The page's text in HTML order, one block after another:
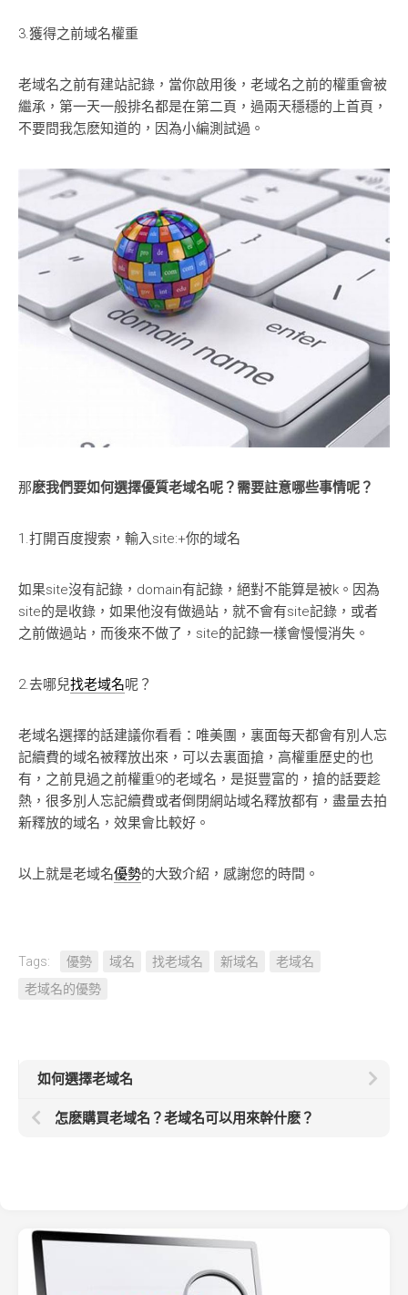
3.獲得之前域名權重
老域名之前有建站記錄，當你啟用後，老域名之前的權重會被
繼承，第一天一般排名都是在第二頁，過兩天穩穩的上首頁，
不要問我怎麽知道的，因為小編測試過。
那麽我們要如何選擇優質老域名呢？需要註意哪些事情呢？
1.打開百度搜索，輸入site:+你的域名
如果site沒有記錄，domain有記錄，絕對不能算是被k。因為
site的是收錄，如果他沒有做過站，就不會有site記錄，或者
之前做過站，而後來不做了，site的記錄一樣會慢慢消失。
2.去哪兒找老域名呢？
老域名選擇的話建議你看看：唯美團，裏面每天都會有別人忘
記續費的域名被釋放出來，可以去裏面搶，高權重歷史的也
有，之前見過之前權重9的老域名，是挺豐富的，搶的話要趁
熱，很多別人忘記續費或者倒閉網站域名釋放都有，盡量去拍
新釋放的域名，效果會比較好。
以上就是老域名優勢的大致介紹，感謝您的時間。
Tags: 優勢 域名 找老域名 新域名
老域名
老域名的優勢
如何選擇老域名
怎麽購買老域名？老域名可以用來幹什麽？